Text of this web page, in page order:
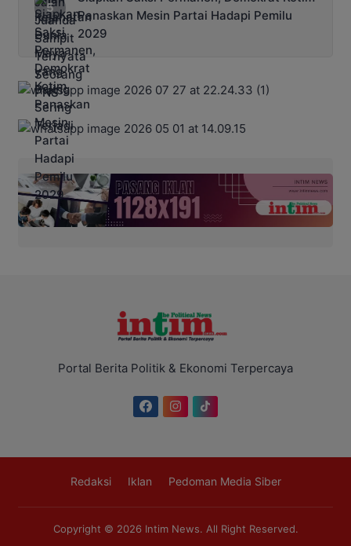
Panaskan Mesin Partai Hadapi Pemilu
2029
Portal Berita Politik & Ekonomi Terpercaya
Redaksi Iklan Pedoman Media Siber
Copyright © 2026 Intim News. All Right Reserved.